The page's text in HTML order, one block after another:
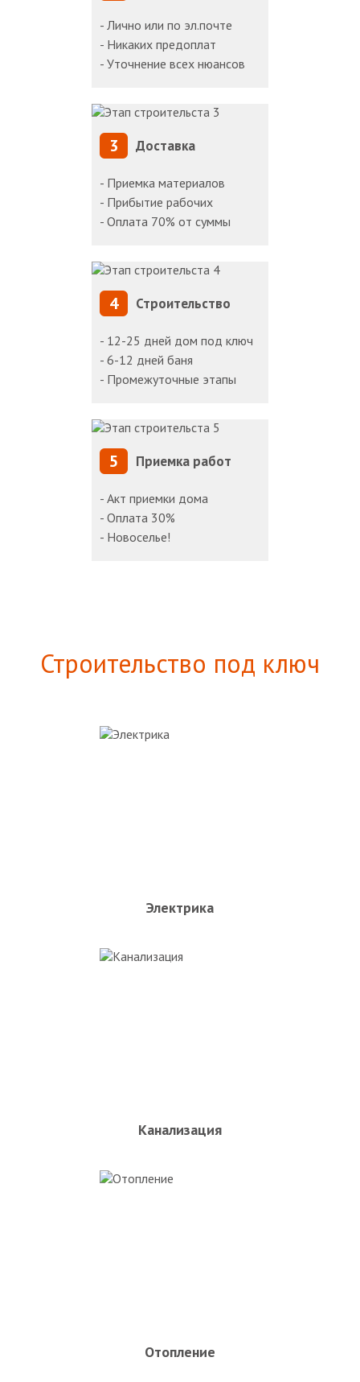
- Лично или по эл.почте
- Никаких предоплат
- Уточнение всех нюансов
3 Доставка
- Приемка материалов
- Прибытие рабочих
- Оплата 70% от суммы
4 Строительство
- 12-25 дней дом под ключ
- 6-12 дней баня
- Промежуточные этапы
5 Приемка работ
- Акт приемки дома
- Оплата 30%
- Новоселье!
Строительство под ключ
Электрика
Канализация
Отопление